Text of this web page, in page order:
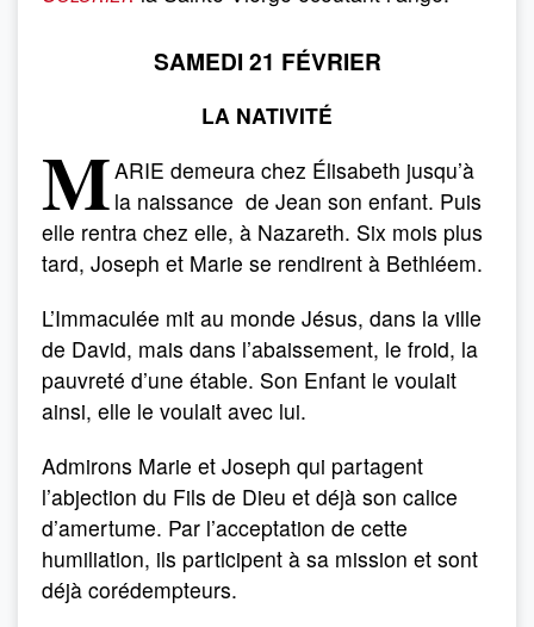
SAMEDI 21 FÉVRIER
LA NATIVITÉ
MARIE demeura chez Élisabeth jusqu’à
la naissance de Jean son enfant. Puis
elle rentra chez elle, à Nazareth. Six mois plus
tard, Joseph et Marie se rendirent à Bethléem.
L’Immaculée mit au monde Jésus, dans la ville
de David, mais dans l’abaissement, le froid, la
pauvreté d’une étable. Son Enfant le voulait
ainsi, elle le voulait avec lui.
Admirons Marie et Joseph qui partagent
l’abjection du Fils de Dieu et déjà son calice
d’amertume. Par l’acceptation de cette
humiliation, ils participent à sa mission et sont
déjà corédempteurs.